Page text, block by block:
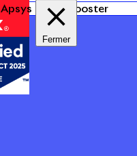
Apsys Brand Booster
Fermer